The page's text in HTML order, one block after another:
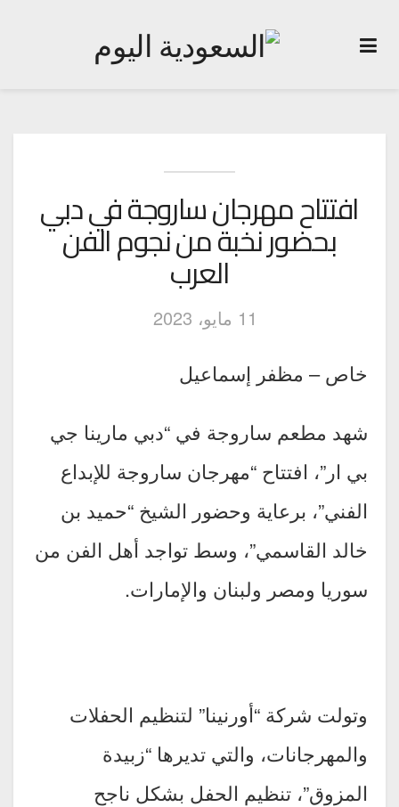
افتتاح مهرجان ساروجة في دبي
بحضور نخبة من نجوم الفن
العرب
11 مايو، 2023
خاص – مظفر إسماعيل
شهد مطعم ساروجة في “دبي مارينا جي
بي ار”، افتتاح “مهرجان ساروجة للإبداع
الفني”، برعاية وحضور الشيخ “حميد بن
خالد القاسمي”، وسط تواجد أهل الفن من
سوريا ومصر ولبنان والإمارات.
وتولت شركة “أورنينا” لتنظيم الحفلات
والمهرجانات، والتي تديرها “زبيدة
المزوق”، تنظيم الحفل بشكل ناجح